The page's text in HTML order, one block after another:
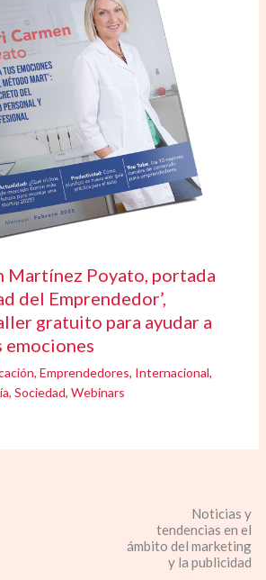
Martínez Poyato, portada
del Emprendedor’,
gratuito para ayudar a
emociones
,Emprendedores, Internacional,
,Sociedad,Webinars
Noticias y
tendencias en el
ámbito del marketing
y la publicidad